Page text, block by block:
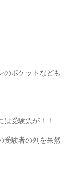
のポケットなども
受験票が！！
受験者の列を呆然